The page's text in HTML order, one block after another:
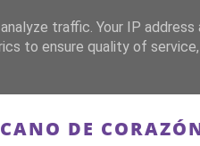
GUERRA DE ESPAÑA
DE
traffic. Your IP address
to ensure quality of